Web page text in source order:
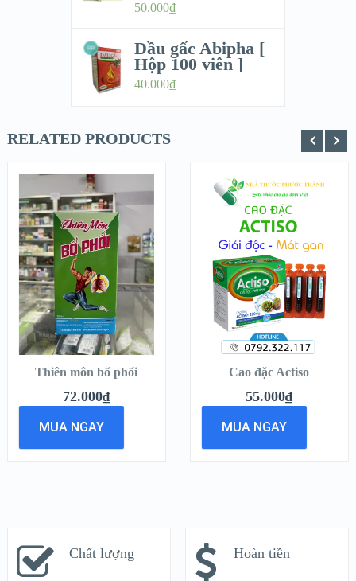
50.000₫
Dầu gấc Abipha [
Hộp 100 viên ]
40.000₫
RELATED PRODUCTS
QUICK LOOK
VIEW
DETAILS
THÊM VÀO
GIỎ HÀNG
Thiên môn bổ phổi
72.000₫
MUA NGAY
QUICK LOOK
VIEW
DETAILS
THÊM VÀO
GIỎ HÀNG
Cao đặc Actiso
55.000₫
MUA NGAY
Chất lượng Hoàn tiền